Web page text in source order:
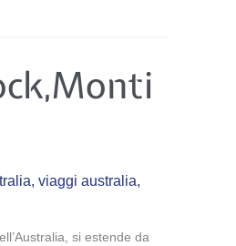
, viaggi australia,
si estende da